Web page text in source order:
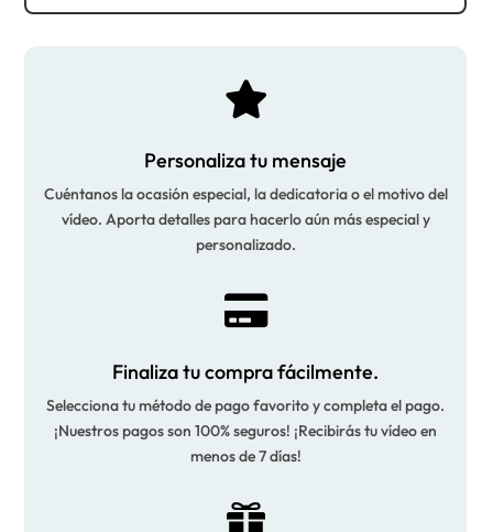

Personaliza tu mensaje
Cuéntanos la ocasión especial, la dedicatoria o el motivo del
vídeo. Aporta detalles para hacerlo aún más especial y
personalizado.

Finaliza tu compra fácilmente.
Selecciona tu método de pago favorito y completa el pago.
¡Nuestros pagos son 100% seguros! ¡Recibirás tu vídeo en
menos de 7 días!
